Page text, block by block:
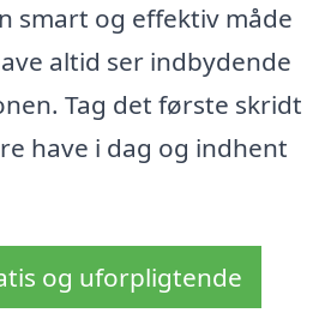
smart og effektiv måde
altid ser indbydende
Tag det første skridt
have i dag og indhent
og uforpligtende